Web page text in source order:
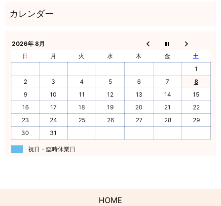
2026年 8月
日
月 火 水 木 金
土
1
2
3 4 5 6 7
8
9
10 11 12 13 14
15
16
17 18 19 20 21
22
23
24 25 26 27 28
29
30
31
祝日・臨時休業日
HOME